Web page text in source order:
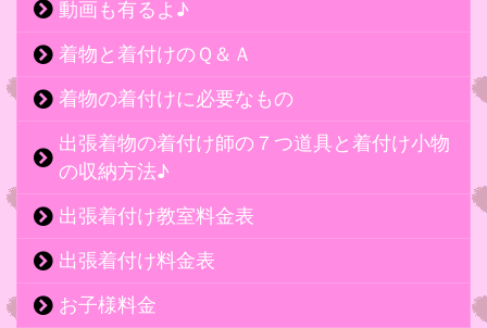
動画も有るよ♪
着物と着付けのＱ＆Ａ
着物の着付けに必要なもの
出張着物の着付け師の７つ道具と着付け小物
の収納方法♪
出張着付け教室料金表
出張着付け料金表
お子様料金